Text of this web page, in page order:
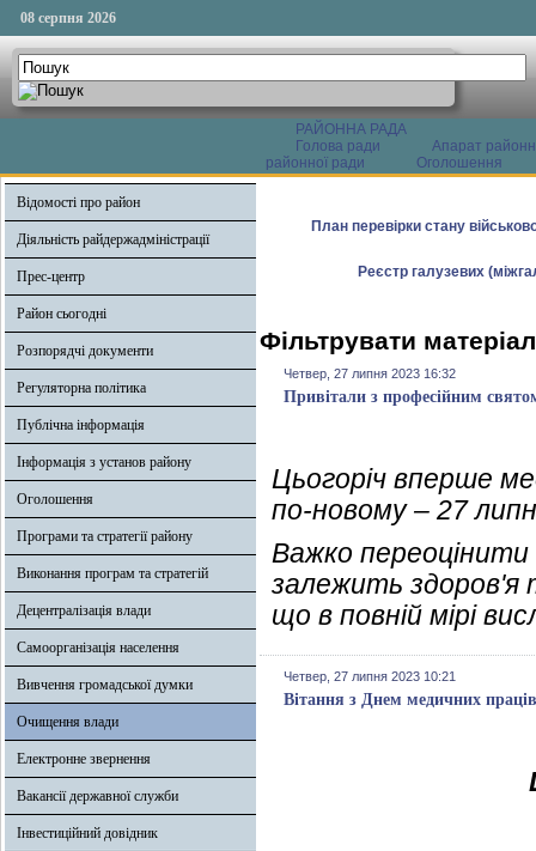
08 серпня 2026
РАЙОННА РАДА
Голова ради
Апарат
районної ради
Оголошення
Відомості про район
Діяльність райдержадміністрації
Прес-центр
Район сьогодні
Розпорядчі документи
Регуляторна політика
Публічна інформація
Інформація з установ району
Оголошення
Програми та стратегії району
Виконання програм та стратегій
Децентралізація влади
Самоорганізація населення
Вивчення громадської думки
Очищення влади
Електронне звернення
Вакансії державної служби
Інвестиційний довідник
План перевірки стану
Реєстр галузевих
Фільтрувати
Четвер, 27 липня 2023 16:32
Привітали з професійним
Цьогоріч вперше
по-новому – 27
Важко переоцінити
залежить здоров'я
що в повній мірі
Четвер, 27 липня 2023 10:21
Вітання з Днем медичних